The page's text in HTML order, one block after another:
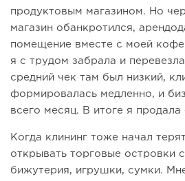
продуктовым магазином. Но
магазин обанкротился,
помещение вместе с моей
я с трудом забрала и
средний чек там был низкий,
формировалась медленно, и
всего месяц. В итоге я продала
Когда клининг тоже начал
открывать торговые островки
бижутерия, игрушки, сумки.